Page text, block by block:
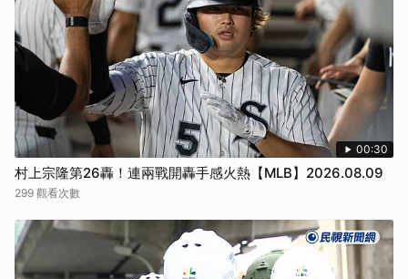
00:30
村上宗隆第26轟！連兩戰開轟手感火熱【MLB】2026.08.09
299 觀看次數